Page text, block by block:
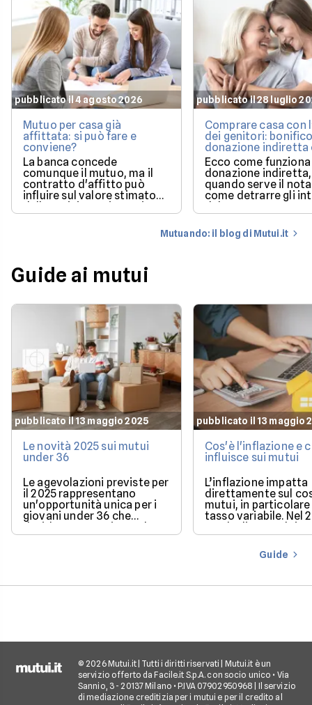
pubblicato il 4 agosto 2026
Mutuo per casa già
affittata: si può fare e
conviene?
La banca concede
comunque il mutuo, ma il
contratto d'affitto può
influire sul valore stimato
dalla perizia e sui tempi per
poter utilizzare la casa.
pubblicato il 28 luglio
Comprare casa con
dei genitori:
donazione indiretta
mutuo?
Ecco come
donazione indiretta,
quando serve il
come detrarre gli
del mutuo.
Mutuando: il blog di Mutui.it
Guide ai mutui
pubblicato il 13 maggio 2025
Le novità 2025 sui mutui
under 36
Le agevolazioni previste per
il 2025 rappresentano
un'opportunità unica per i
giovani under 36 che
desiderano acquistare la
loro prima casa.
pubblicato il 13 maggio
Cos'è l'inflazione e
influisce sui mutui
L’inflazione impatta
direttamente sul
mutui, in particolare
tasso variabile. Nel
con la discesa dei
il mercato offre
più favorevoli per
finanziareGuide
© 2026 Mutui.it | Tutti i diritti riservati | Mutui.it è un
servizio offerto da Facile.it S.p.A. con socio unico • Via
Sannio, 3 - 20137 Milano • P.IVA 07902950968 | Il servizio
di mediazione creditizia per i mutui e per il credito al